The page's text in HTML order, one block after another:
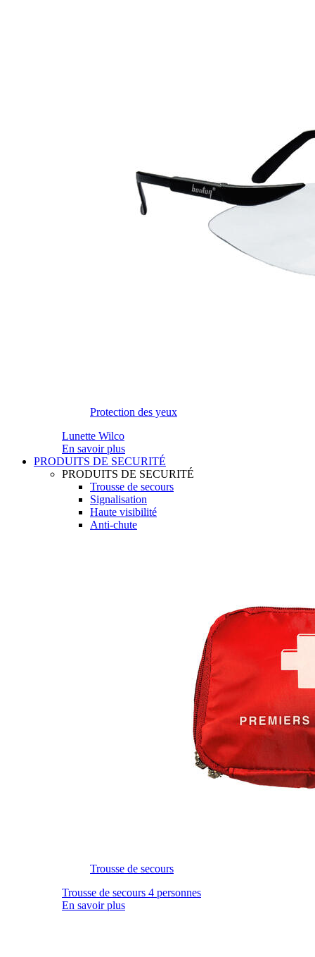
Protection des yeux
Lunette Wilco
En savoir plus
PRODUITS DE SECURITÉ
PRODUITS DE SECURITÉ
Trousse de secours
Signalisation
Haute visibilité
Anti-chute
Trousse de secours
Trousse de secours 4 personnes
En savoir plus